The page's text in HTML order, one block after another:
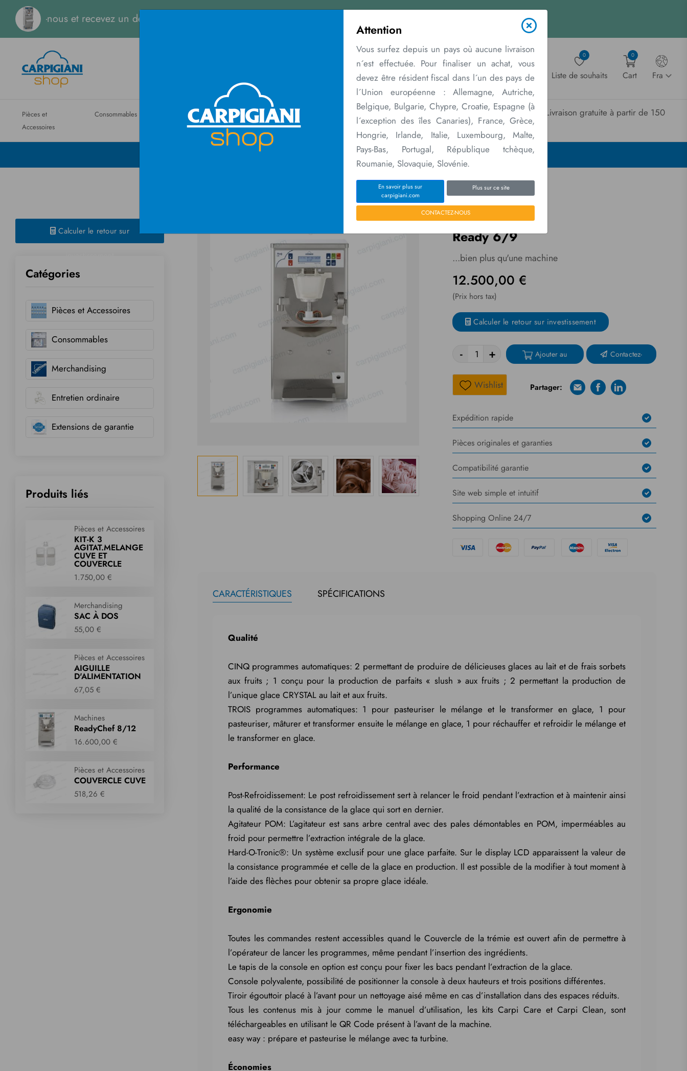
et recevez un devis instantané.
Account Liste de souhaits
0
Cart
0
Fra
Pièces et
Accessoires
Consommables
Entretien
ordinaire
Extensions de
garantie
Merchandising Cours
Réseau de
vente
Contactez
nous
Livraison gratuite à partir de 150
€
Attention
Vous surfez depuis un pays où aucune livraison
n´est effectuée. Pour finaliser un achat, vous
devez être résident fiscal dans l´un des pays de
l´Union européenne : Allemagne, Autriche,
Belgique, Bulgarie, Chypre, Croatie, Espagne (à
l´exception des îles Canaries), France, Grèce,
Hongrie, Irlande, Italie, Luxembourg, Malte,
Pays-Bas, Portugal, République tchèque,
Roumanie, Slovaquie, Slovénie.
En savoir plus sur
carpigiani.com
Plus sur ce site
CONTACTEZ-NOUS
Ready 6/9
Calculer le retour sur
Catégories
Pièces et Accessoires
Consommables
Merchandising
Entretien ordinaire
Extensions de garantie
Produits liés
Pièces et Accessoires
KIT-K 3
AGITAT.MELANGE
CUVE ET
COUVERCLE
1.750,00 €
Merchandising
SAC À DOS
55,00 €
Pièces et Accessoires
AIGUILLE
D'ALIMENTATION
67,05 €
Machines
ReadyChef 8/12
16.600,00 €
Pièces et Accessoires
COUVERCLE CUVE
518,26 €
Machines
Ready 6/9
...bien plus qu'une machine
12.500,00 €
(Prix hors tax)
Calculer le retour sur investissement
- +
Contactez-
Wishlist
Partager: E-mailFacebookLinkedin
Expédition rapide
Pièces originales et garanties
Compatibilité garantie
Site web simple et intuitif
Shopping Online 24/7
CARACTÉRISTIQUES SPÉCIFICATIONS
Qualité
CINQ programmes automatiques: 2 permettant de produire de délicieuses glaces au lait et de frais sorbets
aux fruits ; 1 conçu pour la production de parfaits « slush » aux fruits ; 2 permettant la production de
l’unique glace CRYSTAL au lait et aux fruits.
TROIS programmes automatiques: 1 pour pasteuriser le mélange et le transformer en glace, 1 pour
pasteuriser, mâturer et transformer ensuite le mélange en glace, 1 pour réchauffer et refroidir le mélange et
le transformer en glace.
Performance
Post-Refroidissement: Le post refroidissement sert à relancer le froid pendant l’extraction et à maintenir ainsi
la qualité de la consistance de la glace qui sort en dernier.
Agitateur POM: L’agitateur est sans arbre central avec des pales démontables en POM, imperméables au
froid pour permettre l’extraction intégrale de la glace.
Hard-O-Tronic®: Un système exclusif pour une glace parfaite. Sur le display LCD apparaissent la valeur de
la consistance programmée et celle de la glace en production. Il est possible de la modifier à tout moment à
l’aide des flèches pour obtenir sa propre glace idéale.
Ergonomie
Toutes les commandes restent accessibles quand le Couvercle de la trémie est ouvert afin de permettre à
l’opérateur de lancer les programmes, même pendant l’insertion des ingrédients.
Le tapis de la console en option est conçu pour fixer les bacs pendant l’extraction de la glace.
Console polyvalente, possibilité de positionner la console à deux hauteurs et trois positions différentes.
Tiroir égouttoir placé à l’avant pour un nettoyage aisé même en cas d’installation dans des espaces réduits.
Tous les contenus mis à jour comme le manuel d’utilisation, les kits Carpi Care et Carpi Clean, sont
téléchargeables en utilisant le QR Code présent à l’avant de la machine.
easy way : prépare et pasteurise le mélange avec ta turbine.
Économies